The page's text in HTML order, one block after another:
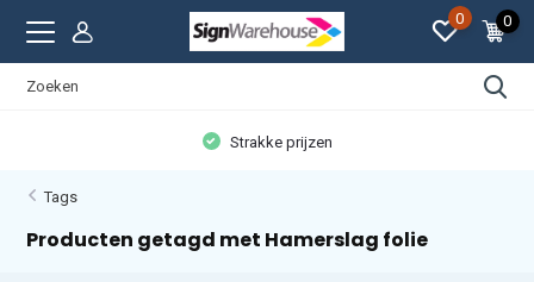
0 0
Strakke prijzen
Tags
Producten getagd met Hamerslag folie